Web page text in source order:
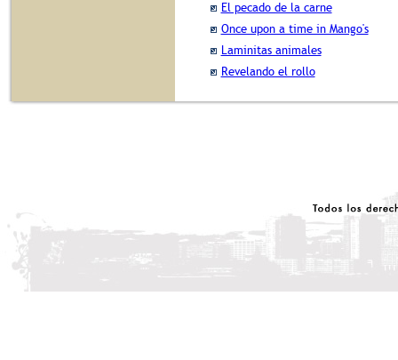
El pecado de la carne
Once upon a time in Mango's
Laminitas animales
Revelando el rollo